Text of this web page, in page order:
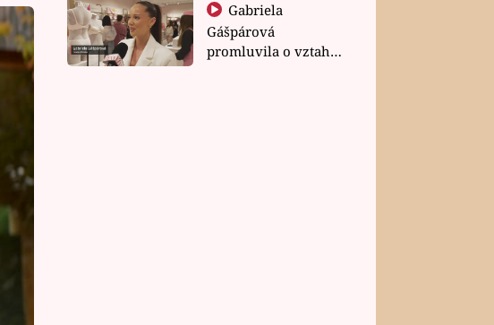
Gabriela
Gášpárová
promluvila o vztahu